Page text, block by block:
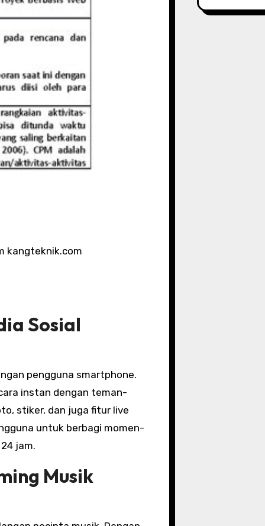
kangteknik.com
Sosial
pengguna smartphone.
instan dengan teman-
stiker, dan juga fitur live
untuk berbagi momen-
jam.
Musik